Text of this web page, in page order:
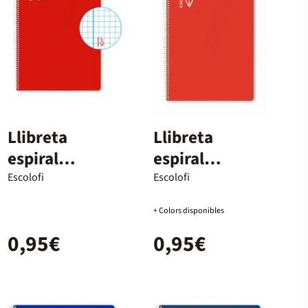
Llibreta
espiral
Escolofi Foli
Escolofi
0,95€
Llibreta
espiral
Escolofi Foli
100 fulls
quadrícula 4x4
amb marge
Escolofi
+ Colors disponibles
0,95€